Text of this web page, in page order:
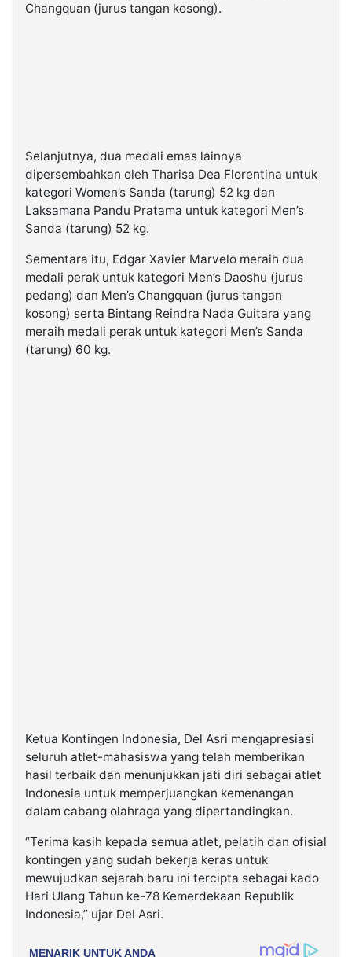
Changquan (jurus tangan kosong).
Selanjutnya, dua medali emas lainnya
dipersembahkan oleh Tharisa Dea Florentina untuk
kategori Women’s Sanda (tarung) 52 kg dan
Laksamana Pandu Pratama untuk kategori Men’s
Sanda (tarung) 52 kg.
Sementara itu, Edgar Xavier Marvelo meraih dua
medali perak untuk kategori Men’s Daoshu (jurus
pedang) dan Men’s Changquan (jurus tangan
kosong) serta Bintang Reindra Nada Guitara yang
meraih medali perak untuk kategori Men’s Sanda
(tarung) 60 kg.
Ketua Kontingen Indonesia, Del Asri mengapresiasi
seluruh atlet-mahasiswa yang telah memberikan
hasil terbaik dan menunjukkan jati diri sebagai atlet
Indonesia untuk memperjuangkan kemenangan
dalam cabang olahraga yang dipertandingkan.
“Terima kasih kepada semua atlet, pelatih dan ofisial
kontingen yang sudah bekerja keras untuk
mewujudkan sejarah baru ini tercipta sebagai kado
Hari Ulang Tahun ke-78 Kemerdekaan Republik
Indonesia,” ujar Del Asri.